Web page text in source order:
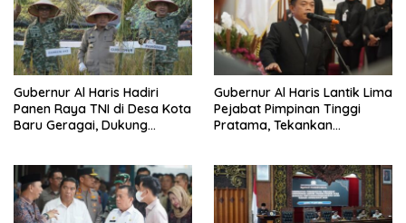
Gubernur Al Haris Hadiri
Panen Raya TNI di Desa Kota
Baru Geragai, Dukung
Gubernur Al Haris Lantik Lima
Pejabat Pimpinan Tinggi
Pratama, Tekankan
Integritas